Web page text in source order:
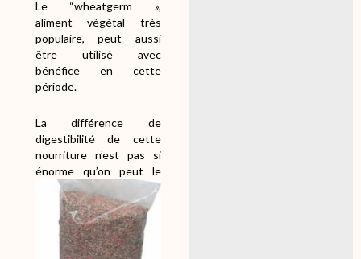
Le “wheatgerm »,
aliment végétal très
populaire, peut aussi
être utilisé avec
bénéfice en cette
période.
La différence de
digestibilité de cette
nourriture n’est pas si
énorme qu’on peut le